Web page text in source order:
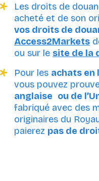
Les droits de
acheté et de son
vos droits de
Access2Markets
ou sur le site de la
Pour les achats en
vous pouvez
anglaise ou de
fabriqué avec des
originaires du
paierez pas de